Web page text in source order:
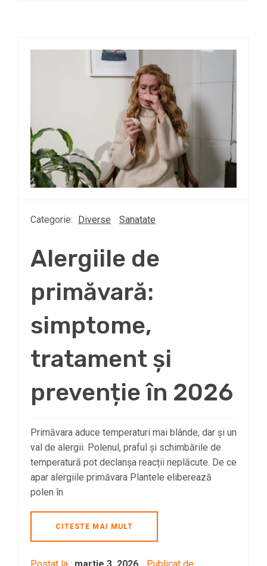
Categorie: Diverse Sanatate
Alergiile de
primăvară:
simptome,
tratament și
prevenție în 2026
Primăvara aduce temperaturi mai blânde, dar și un
val de alergii. Polenul, praful și schimbările de
temperatură pot declanșa reacții neplăcute. De ce
apar alergiile primăvara Plantele eliberează
polen în
CITESTE MAI MULT
Postat la : martie 3, 2026 Publicat de: